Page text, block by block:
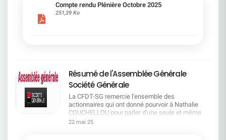
cadre du dialogue social.Bonne lecture !
Compte rendu Plénière Octobre 2025
251,39 Ko
Résumé de l'Assemblée Générale
Société Générale
La CFDT-SG remercie l'ensemble des
actionnaires qui ont donné pourvoir à Nathalie
COUCHELLOU pour parler d'une seule et même
voix.L'assemblée Générale s'est ouverte avec 4
22 mai 25